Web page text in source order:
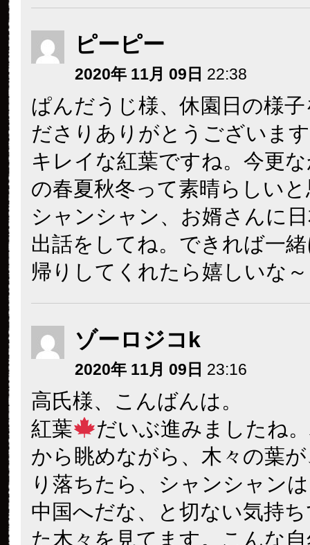
ピーピー
2020年 11月 09日 22:38
ぱんだうじ様、休園日の様
ださりありがとうございま
キレイな紅葉ですね。今更
の春夏秋冬って素晴らしい
シャンシャン、お婿さんに
出話をしてね。できれば一
帰りしてくれたら嬉しいな～
ゾーロジコk
2020年 11月 09日 23:16
高氏様、こんばんは。
紅葉
だいぶ進みましたね
から眺めながら、木々の葉
り落ちたら、シャンシャン
中国へだな、と切ない気持
た木々を見てます。こんな